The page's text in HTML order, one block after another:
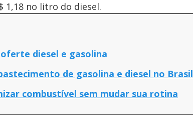
1,18 no litro do diesel.
diesel e gasolina
de gasolina e diesel no Brasil
combustível sem mudar sua rotina